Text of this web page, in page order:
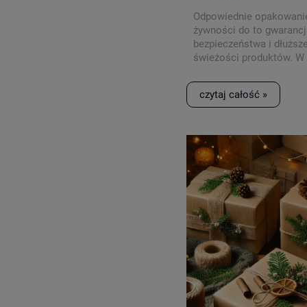
Odpowiednie
żywności do to
bezpieczeństwa i
świeżości produktów. W
zwracać uwagę oraz
opakowań używać do
czytaj całość »